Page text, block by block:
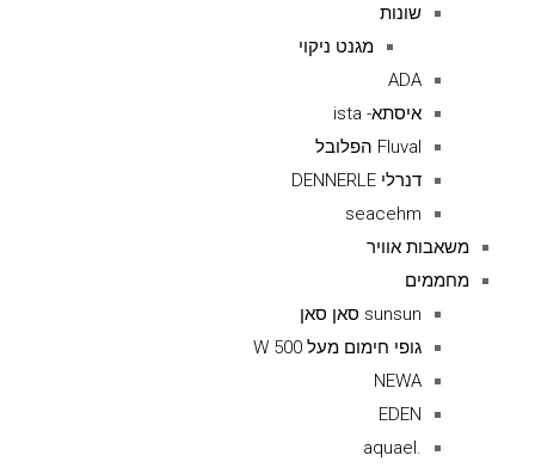
שונות
מגנט ניקוי
ADA
איסתא- ista
Fluval הפלובל
דנרלי DENNERLE
seacehm
משאבות אוויר
מחממים
sunsun סאן סאן
גופי חימום מעל 500 W
NEWA
EDEN
.aquael